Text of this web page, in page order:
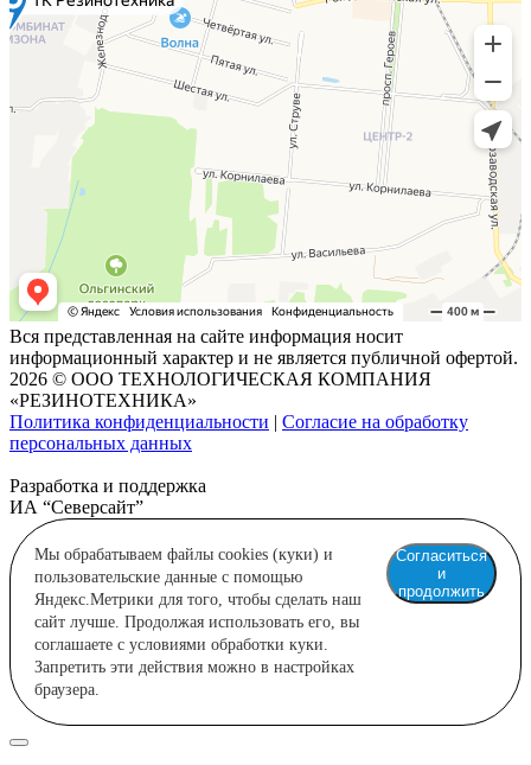
Вся представленная на сайте информация носит
информационный характер и не является публичной офертой.
2026 © ООО ТЕХНОЛОГИЧЕСКАЯ КОМПАНИЯ
«РЕЗИНОТЕХНИКА»
Политика конфиденциальности | Согласие на обработку
персональных данных
Разработка и поддержка
ИА “Северсайт”
Мы обрабатываем файлы cookies (куки) и
пользовательские данные с помощью
Яндекс.Метрики для того, чтобы сделать наш
сайт лучше. Продолжая использовать его, вы
соглашаете с условиями обработки куки.
Запретить эти действия можно в настройках
браузера.
Согласиться
и
продолжить